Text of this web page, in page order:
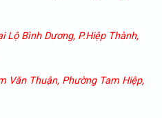
Lộ Bình Dương, P.Hiệp Thành,
Văn Thuận, Phường Tam Hiệp,